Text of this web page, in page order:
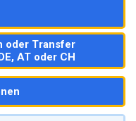
oder Transfer
AT oder CH